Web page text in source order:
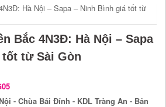
Bắc 4N3Đ: Hà Nội – Sapa
từ Sài Gòn
- Chùa Bái Đính - KDL Tràng An - Bản